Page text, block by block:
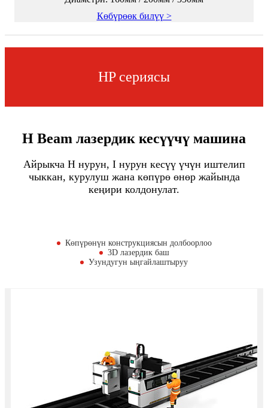
Көбүрөөк билүү >
HP сериясы
H Beam лазердик кесүүчү машина
Айрыкча H нурун, I нурун кесүү үчүн иштелип
чыккан, курулуш жана көпүрө өнөр жайында
кеңири колдонулат.
Көпүрөнүн конструкциясын долбоорлоо
3D лазердик баш
Узундугун ыңгайлаштыруу